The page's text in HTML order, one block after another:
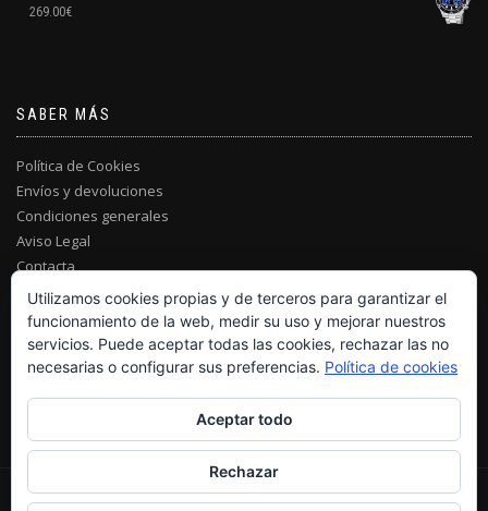
269.00€
SABER MÁS
Política de Cookies
Envíos y devoluciones
Condiciones generales
Aviso Legal
Contacta
© MARVILL JOIERS 2021
Utilizamos cookies propias y de terceros para garantizar el
funcionamiento de la web, medir su uso y mejorar nuestros
servicios. Puede aceptar todas las cookies, rechazar las no
necesarias o configurar sus preferencias. Política de cookies
Aceptar todo
Rechazar